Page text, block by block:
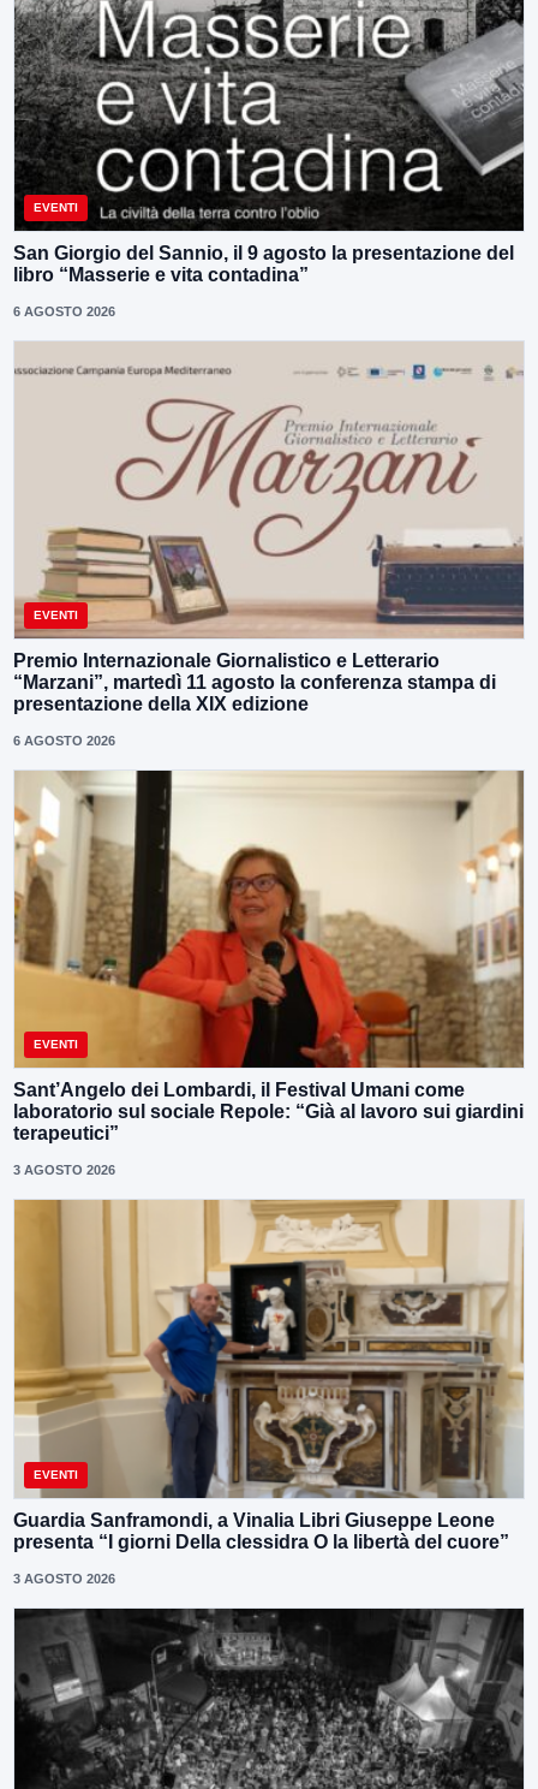
EVENTI
San Giorgio del Sannio, il 9 agosto la presentazione del
libro “Masserie e vita contadina”
6 AGOSTO 2026
EVENTI
Premio Internazionale Giornalistico e Letterario
“Marzani”, martedì 11 agosto la conferenza stampa di
presentazione della XIX edizione
6 AGOSTO 2026
EVENTI
Sant’Angelo dei Lombardi, il Festival Umani come
laboratorio sul sociale Repole: “Già al lavoro sui giardini
terapeutici”
3 AGOSTO 2026
EVENTI
Guardia Sanframondi, a Vinalia Libri Giuseppe Leone
presenta “I giorni Della clessidra O la libertà del cuore”
3 AGOSTO 2026